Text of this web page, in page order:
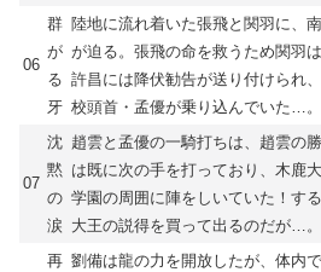
06
群
が
る
牙
陸地に流れ着いた張飛と関羽に、
が迫る。張飛の命を救うため関羽
許昌には降伏勧告が送り付けられ
校頭首・孟優が乗り込んでいた…。
07
沈
黙
の
涙
趙雲と孟優の一騎打ちは、趙雲の
は既に次の手を打っており、木鹿
学園の周囲に陣をしいていた！す
大王の説得を買って出るのだが…。
再 劉備は龍の力を開放したが、体内